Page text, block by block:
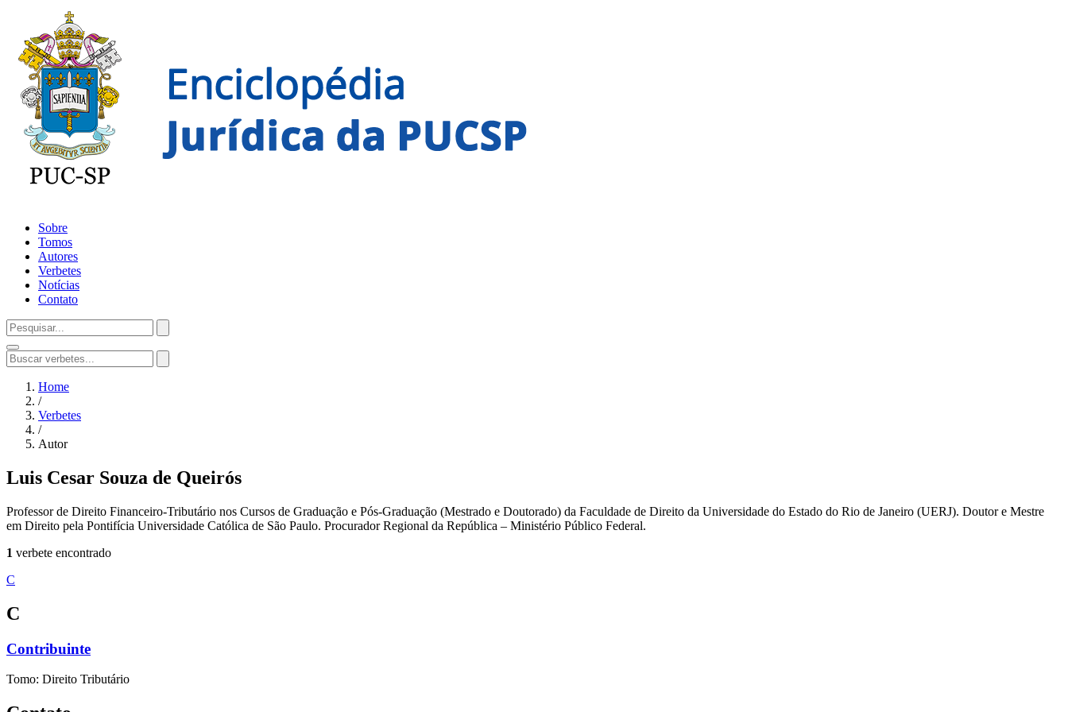
Sobre
Tomos
Autores
Verbetes
Notícias
Contato
Home
/
Verbetes
/
Autor
Luis Cesar Souza de Queirós
Professor de Direito Financeiro-Tributário nos Cursos de Graduação e Pós-Graduação (Mestrado e Doutorado) da Faculdade de Direito da Universidade do Estado do Rio de Janeiro (UERJ). Doutor e Mestre
em Direito pela Pontifícia Universidade Católica de São Paulo. Procurador Regional da República – Ministério Público Federal.
1 verbete encontrado
C
C
Contribuinte
Tomo: Direito Tributário